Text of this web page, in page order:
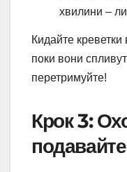
хвилини –
Кидайте креветки
поки вони
перетримуйте!
Крок 3:
подавайте